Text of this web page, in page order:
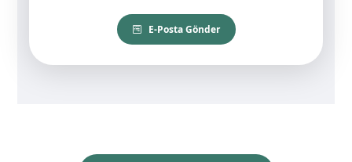
E-Posta Gönder